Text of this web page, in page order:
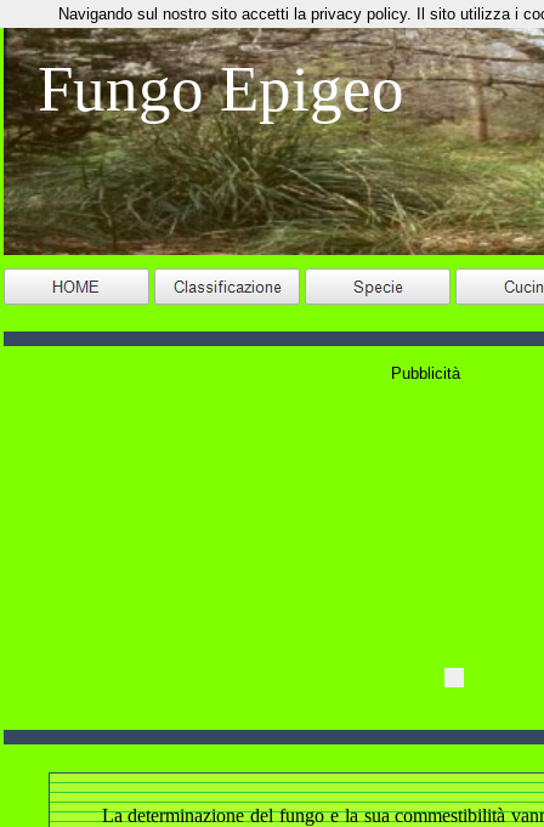
Fungo Epigeo
Pubblicità
La determinazione del fungo e la sua commestibilità
Navigando sul nostro sito accetti la privacy policy. Il sito utilizza i